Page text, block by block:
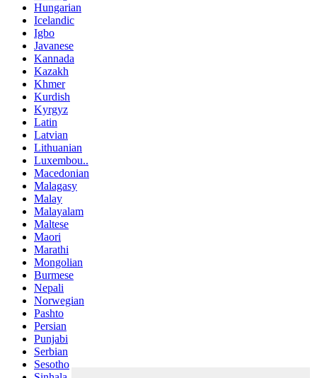
Hungarian
Icelandic
Igbo
Javanese
Kannada
Kazakh
Khmer
Kurdish
Kyrgyz
Latin
Latvian
Lithuanian
Luxembou..
Macedonian
Malagasy
Malay
Malayalam
Maltese
Maori
Marathi
Mongolian
Burmese
Nepali
Norwegian
Pashto
Persian
Punjabi
Serbian
Sesotho